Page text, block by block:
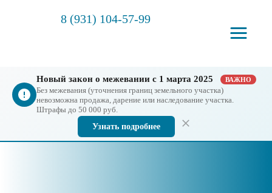
8 (931) 104-57-99
Новый закон о межевании с 1 марта 2025 ВАЖНО
Без межевания (уточнения границ земельного участка)
невозможна продажа, дарение или наследование участка.
Штрафы до 50 000 руб.
Узнать подробнее